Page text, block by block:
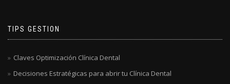
TIPS GESTION
Claves Optimización Clínica Dental
Decisiones Estratégicas para abrir tu Clínica Dental